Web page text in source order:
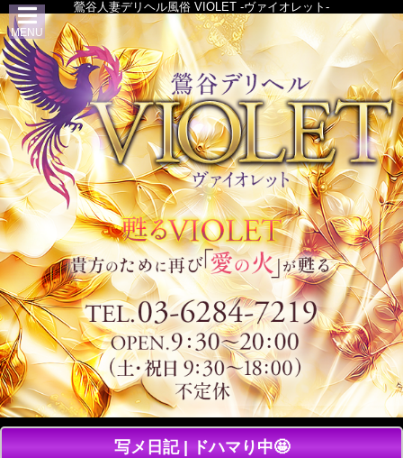
鶯谷人妻デリヘル風俗 VIOLET -ヴァイオレット-
写メ日記 | ドハマり中🤩
MENU